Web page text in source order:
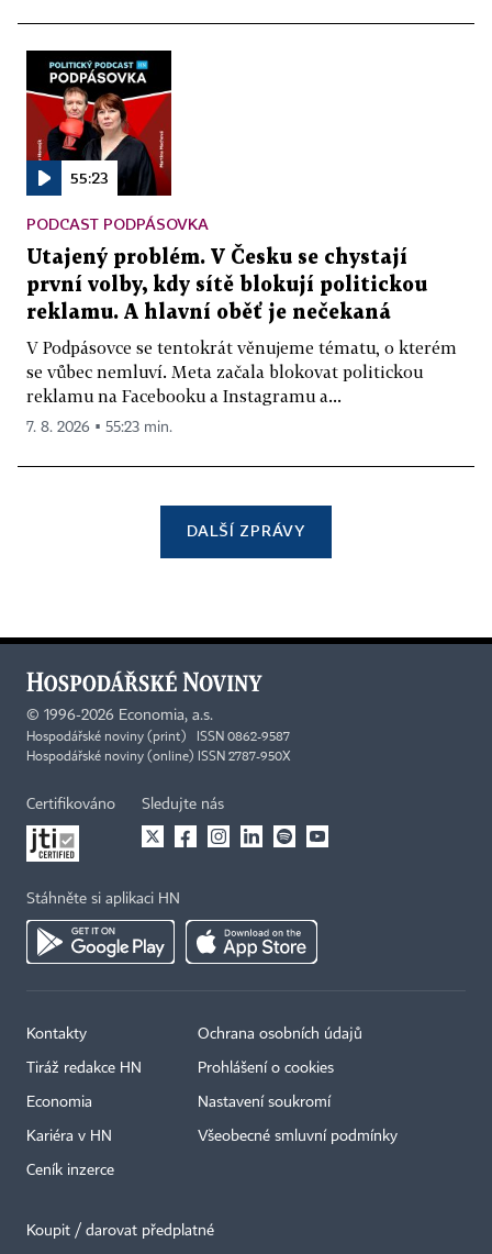
55:23
PODCAST PODPÁSOVKA
Utajený problém. V Česku se chystají
první volby, kdy sítě blokují politickou
reklamu. A hlavní oběť je nečekaná
V Podpásovce se tentokrát věnujeme tématu, o kterém
se vůbec nemluví. Meta začala blokovat politickou
reklamu na Facebooku a Instagramu a...
7. 8. 2026 ▪ 55:23 min.
DALŠÍ ZPRÁVY
© 1996-2026 Economia, a.s.
Hospodářské noviny (print) ISSN 0862-9587
Hospodářské noviny (online) ISSN 2787-950X
Certifikováno Sledujte nás
Stáhněte si aplikaci HN
Kontakty
Tiráž redakce HN
Economia
Kariéra v HN
Ceník inzerce
Ochrana osobních údajů
Prohlášení o cookies
Nastavení soukromí
Všeobecné smluvní podmínky
Koupit / darovat předplatné